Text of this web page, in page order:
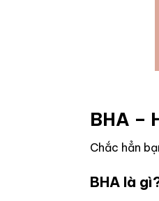
BHA –
Chắc hẳn
BHA là